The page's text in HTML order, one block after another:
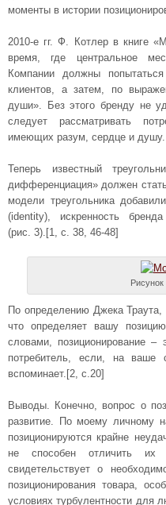
моменты в истории
2010-е гг. Ф. Котлер в книге
время, где центральное
Компании должны
клиентов, а затем, по
души». Без этого бренду не
следует рассматривать
имеющих разум, сердце и душу.
Теперь известный
дифференциация» должен
модели треугольника
(identity), искренность
(рис. 3).[1, с. 38, 46-48]
По определению Джека Траута,
что определяет вашу
словами, позиционирование
потребитель, если, на
вспоминает.[2, с.20]
Выводы. Конечно, вопрос о
развитие. По моему личному
позиционируются крайне
не способен отличить их
свидетельствует о
позиционирования товара,
условиях турбулентности для